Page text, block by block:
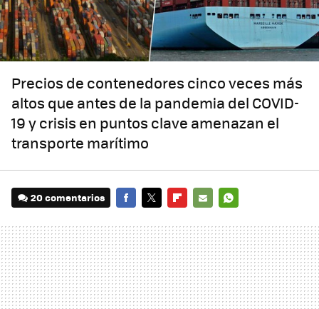
Precios de contenedores cinco veces más
altos que antes de la pandemia del COVID-
19 y crisis en puntos clave amenazan el
transporte marítimo
20 comentarios
MAIL